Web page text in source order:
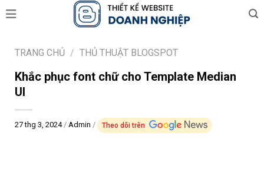
Skip
to
TRANG CHỦ / THỦ THUẬT BLOGSPOT
Khắc phục font chữ cho Template Median
UI
27 thg 3, 2024/ Admin / Theo dõi trên